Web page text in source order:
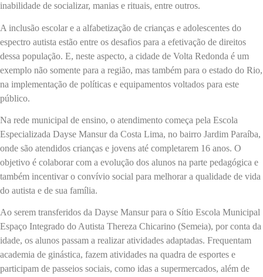
inabilidade de socializar, manias e rituais, entre outros.
A inclusão escolar e a alfabetização de crianças e adolescentes do
espectro autista estão entre os desafios para a efetivação de direitos
dessa população. E, neste aspecto, a cidade de Volta Redonda é um
exemplo não somente para a região, mas também para o estado do Rio,
na implementação de políticas e equipamentos voltados para este
público.
Na rede municipal de ensino, o atendimento começa pela Escola
Especializada Dayse Mansur da Costa Lima, no bairro Jardim Paraíba,
onde são atendidos crianças e jovens até completarem 16 anos. O
objetivo é colaborar com a evolução dos alunos na parte pedagógica e
também incentivar o convívio social para melhorar a qualidade de vida
do autista e de sua família.
Ao serem transferidos da Dayse Mansur para o Sítio Escola Municipal
Espaço Integrado do Autista Thereza Chicarino (Semeia), por conta da
idade, os alunos passam a realizar atividades adaptadas. Frequentam
academia de ginástica, fazem atividades na quadra de esportes e
participam de passeios sociais, como idas a supermercados, além de